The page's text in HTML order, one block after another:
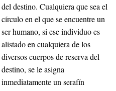
del destino. Cualquiera que sea el
círculo en el que se encuentre un
ser humano, si ese individuo es
alistado en cualquiera de los
diversos cuerpos de reserva del
destino, se le asigna
inmediatamente un serafín